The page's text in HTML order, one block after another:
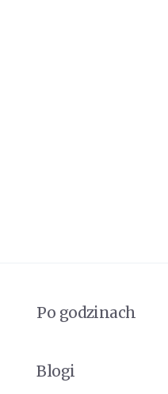
Po godzinach
Blogi